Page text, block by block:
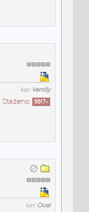
kat: Ventily
Staženo: 5617x
kat:Ocel